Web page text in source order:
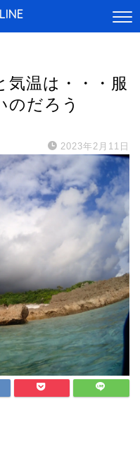
気温は・・・服
のだろう
2023年2月11日